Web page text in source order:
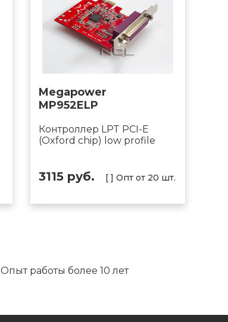
Megapower
MP952ELP
Контроллер LPT PCI-E
(Oxford chip) low profile
3115 руб. [ ] Опт от 20 шт.
Опыт работы более 10 лет